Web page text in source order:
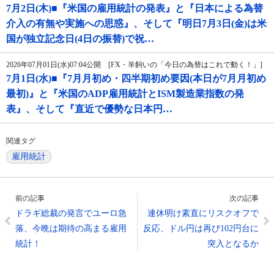
7月2日(木)■『米国の雇用統計の発表』と『日本による為替
介入の有無や実施への思惑』、そして『明日7月3日(金)は米
国が独立記念日(4日の振替)で祝…
2026年07月01日(水)07:04公開 [FX・羊飼いの「今日の為替はこれで動く！」]
7月1日(水)■『7月月初め・四半期初め要因(本日が7月月初め
最初)』と『米国のADP雇用統計とISM製造業指数の発
表』、そして『直近で優勢な日本円…
関連タグ
雇用統計
前の記事
ドラギ総裁の発言でユーロ急
落、今晩は期待の高まる雇用
統計！
次の記事
連休明け素直にリスクオフで
反応、ドル円は再び102円台に
突入となるか